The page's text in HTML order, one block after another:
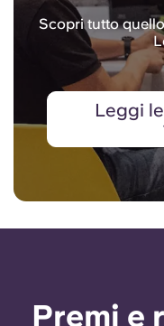
Scopri tutto
Leggi
Premi e